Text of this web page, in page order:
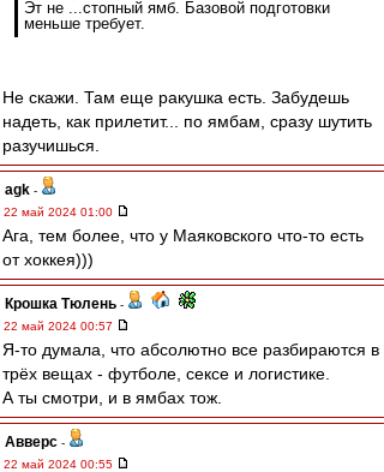
Эт не ...стопный ямб. Базовой подготовки
меньше требует.
Не скажи. Там еще ракушка есть. Забудешь
надеть, как прилетит... по ямбам, сразу шутить
разучишься.
agk -
22 май 2024 01:00
Ага, тем более, что у Маяковского что-то есть
от хоккея)))
Крошка Тюлень -
22 май 2024 00:57
Я-то думала, что абсолютно все разбираются в
трёх вещах - футболе, сексе и логистике.
А ты смотри, и в ямбах тож.
Авверс -
22 май 2024 00:55